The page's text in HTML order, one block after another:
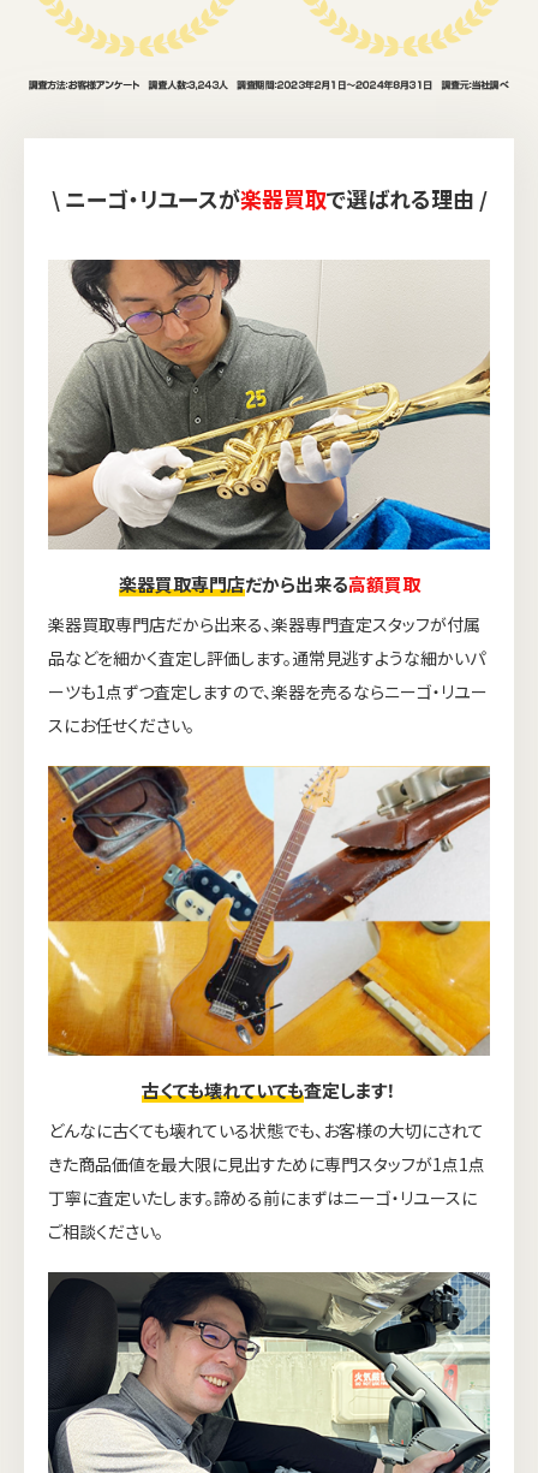
\ ニーゴ・リユースが楽器買取で選ばれる理由 /
楽器買取専門店だから出来る高額買取
楽器買取専門店だから出来る、楽器専門査定スタッフが付属
品などを細かく査定し評価します。通常見逃すような細かいパ
ーツも1点ずつ査定しますので、楽器を売るならニーゴ・リユー
スにお任せください。
古くても壊れていても査定します！
どんなに古くても壊れている状態でも、お客様の大切にされて
きた商品価値を最大限に見出すために専門スタッフが1点1点
丁寧に査定いたします。諦める前にまずはニーゴ・リユースに
ご相談ください。